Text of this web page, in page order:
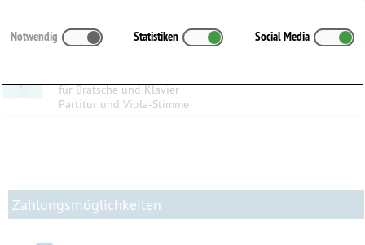
für Bratsche und Klavier
Partitur und Viola-Stimme
Zahlungsmöglichkeiten
Notwendig Statistiken Social Media